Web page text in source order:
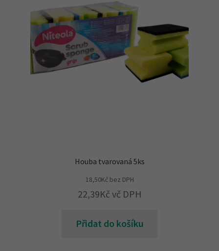
Houba tvarovaná 5ks
18,50Kčbez DPH
22,39Kč vč DPH
Přidat do košíku